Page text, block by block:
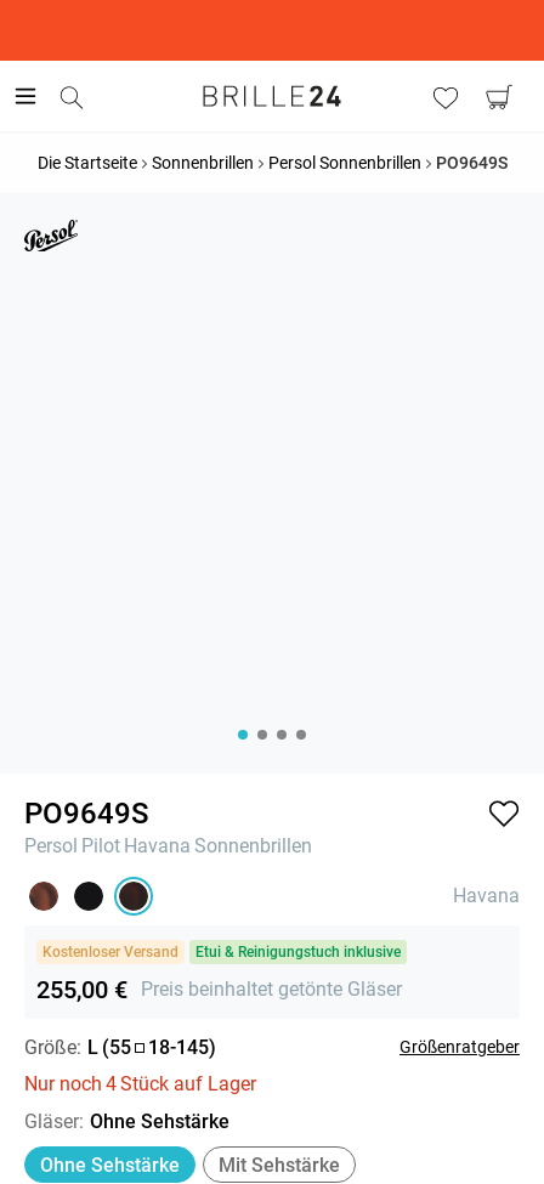
Die Startseite Sonnenbrillen Persol Sonnenbrillen PO9649S
PO9649S
Persol Pilot Havana Sonnenbrillen
Havana
Kostenloser Versand Etui & Reinigungstuch inklusive
255,00 € Preis beinhaltet getönte Gläser
Größe: L (55 18-145) Größenratgeber
Nur noch 4Stück auf Lager
Gläser: Ohne Sehstärke
Ohne Sehstärke
Mit Sehstärke